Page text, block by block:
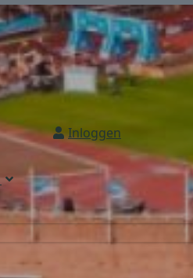
Inloggen